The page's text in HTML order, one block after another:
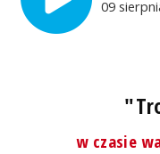
09
w czasie